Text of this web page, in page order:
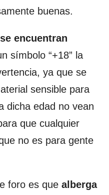
buenas.
encuentran
símbolo “+18” la
ya que se
sensible para
dicha edad no vean
que cualquier
no es para gente
foro es que alberga